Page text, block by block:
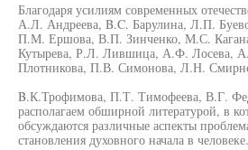
Благодаря усилиям современных
А.Л. Андреева, B.C. Барулина, Л.П.
П.М. Ершова, В.П. Зинченко, М.С.
Кутырева, Р.Л. Лившица, А.Ф. Лосева,
Плотникова, П.В. Симонова, Л.Н.
B.К.Трофимова, П.Т. Тимофеева, В.Г.
располагаем обширной литературой, в
обсуждаются различные аспекты
становления духовного начала в человеке.